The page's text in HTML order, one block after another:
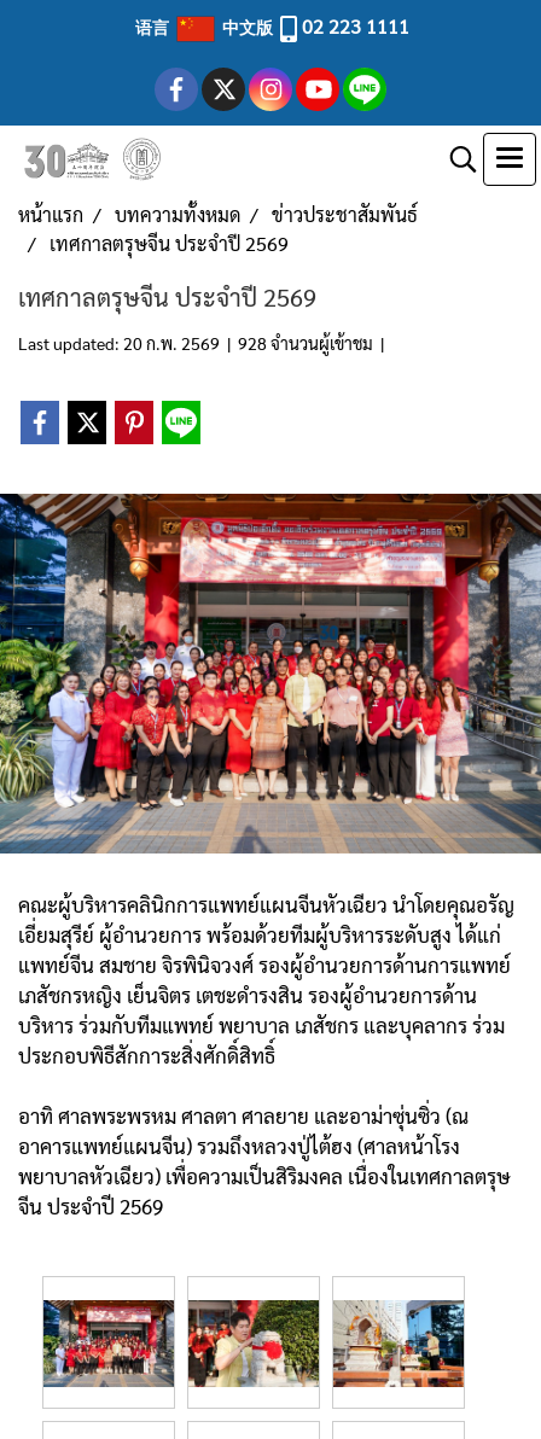
语言 中文版 02 223 1111
หน้าแรก บทความทั้งหมด
ข่าวประชาสัมพันธ์
เทศกาลตรุษจีน ประจำปี 2569
เทศกาลตรุษจีน ประจำปี 2569
Last updated: 20 ก.พ. 2569 | 928 จำนวนผู้เข้าชม |
คณะผู้บริหารคลินิกการแพทย์แผนจีนหัวเฉียว นำโดยคุณอรัญ
เอี่ยมสุรีย์ ผู้อำนวยการ พร้อมด้วยทีมผู้บริหารระดับสูง ได้แก่
แพทย์จีน สมชาย จิรพินิจวงศ์ รองผู้อำนวยการด้านการแพทย์
เภสัชกรหญิง เย็นจิตร เตชะดำรงสิน รองผู้อำนวยการด้าน
บริหาร ร่วมกับทีมแพทย์ พยาบาล เภสัชกร และบุคลากร ร่วม
ประกอบพิธีสักการะสิ่งศักดิ์สิทธิ์
อาทิ ศาลพระพรหม ศาลตา ศาลยาย และอาม่าซุ่นซิ่ว (ณ
อาคารแพทย์แผนจีน) รวมถึงหลวงปู่ไต้ฮง (ศาลหน้าโรง
พยาบาลหัวเฉียว) เพื่อความเป็นสิริมงคล เนื่องในเทศกาลตรุษ
จีน ประจำปี 2569